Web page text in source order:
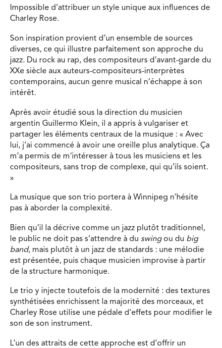
Impossible d’attribuer un style unique aux influences de
Charley Rose.
Son inspiration provient d’un ensemble de sources
diverses, ce qui illustre parfaitement son approche du
jazz. Du rock au rap, des compositeurs d’avant-garde du
XXe siècle aux auteurs-compositeurs-interprètes
contemporains, aucun genre musical n’échappe à son
intérêt.
Après avoir étudié sous la direction du musicien
argentin Guillermo Klein, il a appris à vulgariser et
partager les éléments centraux de la musique : « Avec
lui, j’ai commencé à avoir une oreille plus analytique. Ça
m’a permis de m’intéresser à tous les musiciens et les
compositeurs, sans trop de complexe, qui qu’ils soient.
»
La musique que son trio portera à Winnipeg n’hésite
pas à aborder la complexité.
Bien qu’il la décrive comme un jazz plutôt traditionnel,
le public ne doit pas s’attendre à du swingou du big
band, mais plutôt à un jazz de standards : une mélodie
est présentée, puis chaque musicien improvise à partir
de la structure harmonique.
Le trio y injecte toutefois de la modernité : des textures
synthétisées enrichissent la majorité des morceaux, et
Charley Rose utilise une pédale d’effets pour modifier le
son de son instrument.
L’un des attraits de cette approche est d’offrir un